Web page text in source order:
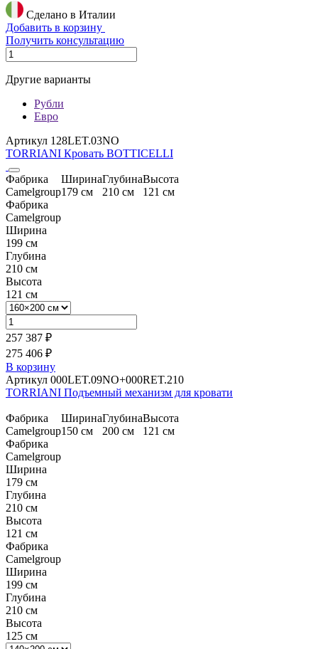
Сделано в Италии
Добавить в корзину
Получить консультацию
Другие варианты
Рубли
Евро
Артикул 128LET.03NO
TORRIANI Кровать BOTTICELLI
Фабрика
Camelgroup
Ширина
179 см
Глубина
210 см
Высота
121 см
Фабрика
Camelgroup
Ширина
199 см
Глубина
210 см
Высота
121 см
257 387 ₽
275 406 ₽
В корзину
Артикул 000LET.09NO+000RET.210
TORRIANI Подъемный механизм для кровати
Фабрика
Camelgroup
Ширина
150 см
Глубина
200 см
Высота
121 см
Фабрика
Camelgroup
Ширина
179 см
Глубина
210 см
Высота
121 см
Фабрика
Camelgroup
Ширина
199 см
Глубина
210 см
Высота
125 см